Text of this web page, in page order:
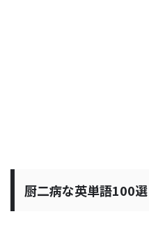
厨二病な英単語100